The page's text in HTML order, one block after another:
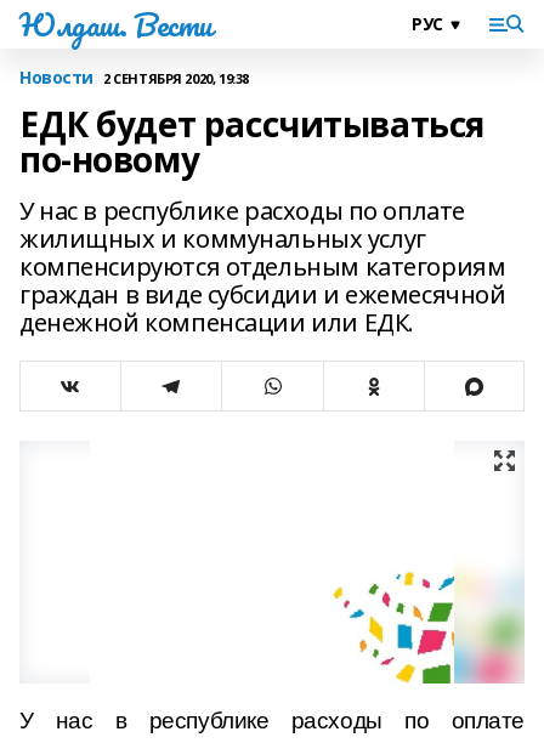
Юлдаш. Вести
Новости 2 СЕНТЯБРЯ 2020, 19:38
ЕДК будет рассчитываться
по-новому
У нас в республике расходы по оплате
жилищных и коммунальных услуг
компенсируются отдельным категориям
граждан в виде субсидии и ежемесячной
денежной компенсации или ЕДК.
У нас в республике расходы по оплате